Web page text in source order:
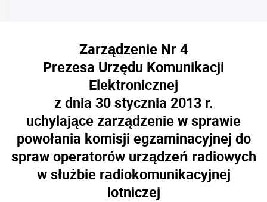
Zarządzenie Nr 4
Prezesa Urzędu Komunikacji
Elektronicznej
z dnia 30 stycznia 2013 r.
uchylające zarządzenie w sprawie
powołania komisji egzaminacyjnej do
spraw operatorów urządzeń radiowych
w służbie radiokomunikacyjnej
lotniczej